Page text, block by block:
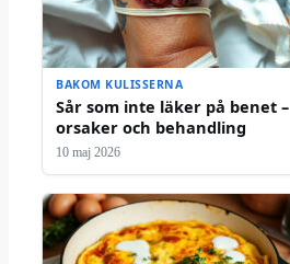
BAKOM KULISSERNA
Sår som inte läker på benet –
orsaker och behandling
10 maj 2026